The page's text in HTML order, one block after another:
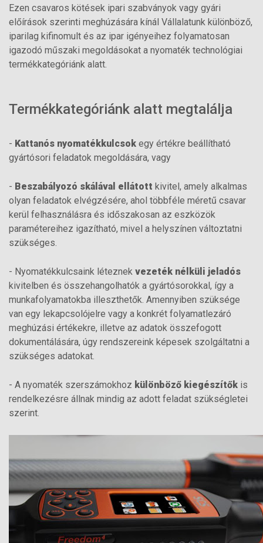
Ezen csavaros kötések ipari szabványok vagy gyári
előírások szerinti meghúzására kínál Vállalatunk különböző,
iparilag kifinomult és az ipar igényeihez folyamatosan
igazodó műszaki megoldásokat a nyomaték technológiai
termékkategóriánk alatt.
Termékkategóriánk alatt megtalálja
- Kattanós nyomatékkulcsok egy értékre beállítható
gyártósori feladatok megoldására, vagy
- Beszabályozó skálával ellátott kivitel, amely alkalmas
olyan feladatok elvégzésére, ahol többféle méretű csavar
kerül felhasználásra és időszakosan az eszközök
paramétereihez igazítható, mivel a helyszínen változtatni
szükséges.
- Nyomatékkulcsaink léteznek vezeték nélküli jeladós
kivitelben és összehangolhatók a gyártósorokkal, így a
munkafolyamatokba illeszthetők. Amennyiben szüksége
van egy lekapcsolójelre vagy a konkrét folyamatlezáró
meghúzási értékekre, illetve az adatok összefogott
dokumentálására, úgy rendszereink képesek szolgáltatni a
szükséges adatokat.
- A nyomaték szerszámokhoz különböző kiegészítők is
rendelkezésre állnak mindig az adott feladat szükségletei
szerint.